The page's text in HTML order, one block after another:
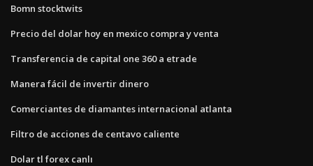
Bomn stocktwits
Precio del dolar hoy en mexico compra y venta
Transferencia de capital one 360 ​​a etrade
Manera fácil de invertir dinero
Comerciantes de diamantes internacional atlanta
Filtro de acciones de centavo caliente
Dolar tl forex canlı